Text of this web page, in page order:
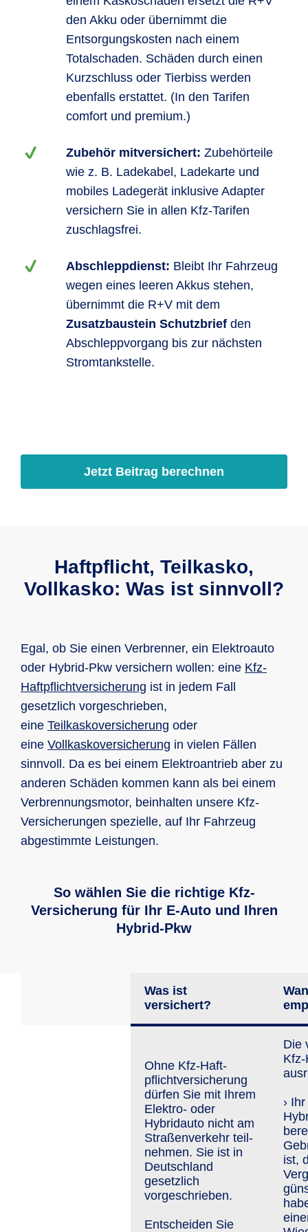
den Akku oder übernimmt die
Entsorgungskosten nach einem
Totalschaden. Schäden durch einen
Kurzschluss oder Tierbiss werden
ebenfalls erstattet. (In den Tarifen
comfort und premium.)
Zubehör mitversichert: Zubehörteile
wie z. B. Ladekabel, Ladekarte und
mobiles Ladegerät inklusive Adapter
versichern Sie in allen Kfz-Tarifen
zuschlagsfrei.
Abschleppdienst: Bleibt Ihr Fahrzeug
wegen eines leeren Akkus stehen,
übernimmt die R+V mit dem
Zusatzbaustein Schutzbrief den
Abschleppvorgang bis zur nächsten
Strom­tank­stelle.
Jetzt Beitrag berechnen
Haftpflicht, Teilkasko,
Vollkasko: Was ist sinnvoll?
Egal, ob Sie einen Verbrenner, ein Elektroauto
oder Hybrid-Pkw versichern wollen: eine Kfz-
Haft­pflicht­ver­siche­rung ist in jedem Fall
gesetzlich vorgeschrieben,
eine Teilkaskoversicherung oder
eine Vollkaskoversicherung in vielen Fällen
sinnvoll. Da es bei einem Elektroantrieb aber zu
anderen Schäden kommen kann als bei einem
Verbrennungsmotor, beinhalten unsere Kfz-
Versicherungen spezielle, auf Ihr Fahrzeug
abgestimmte Leistungen.
So wählen Sie die richtige Kfz-
Versicherung für Ihr E-Auto und Ihren
Hybrid-Pkw
Was ist
versichert?
Ohne Kfz-Haft­
pflicht­versiche­rung
dürfen Sie mit Ihrem
Elektro- oder
Hybridauto nicht am
Straßen­ver­kehr teil­
neh­men. Sie ist in
Deutschland
gesetzlich
vorgeschrieben.
Entscheiden Sie
Die
›
ist,